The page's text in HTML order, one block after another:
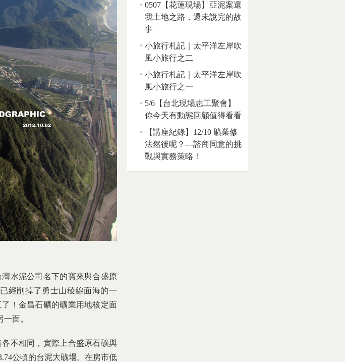
水泥公司名下的寶來與合盛原
經削掉了勇士山稜線面海的一
！金昌石礦的礦業用地核定面
面。
不相同，實際上合盛原石礦與
公頃的台泥大礦場。在房市低
0507【花蓮現場】亞泥案還
我土地之路，還未說完的故
事
小旅行札記｜太平洋左岸吹
風小旅行之二
小旅行札記｜太平洋左岸吹
風小旅行之一
5/6【台北現場志工聚會】
你今天有動態回顧值得看看
【講座紀錄】12/10 礦業修
法然後呢？—諮商同意的挑
戰與實務策略！